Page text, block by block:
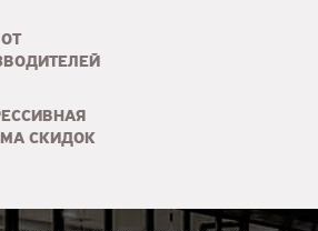
СКИДОК